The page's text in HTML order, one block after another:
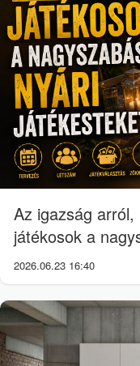
Az igazság
játékosok a
2026.06.23 16:40